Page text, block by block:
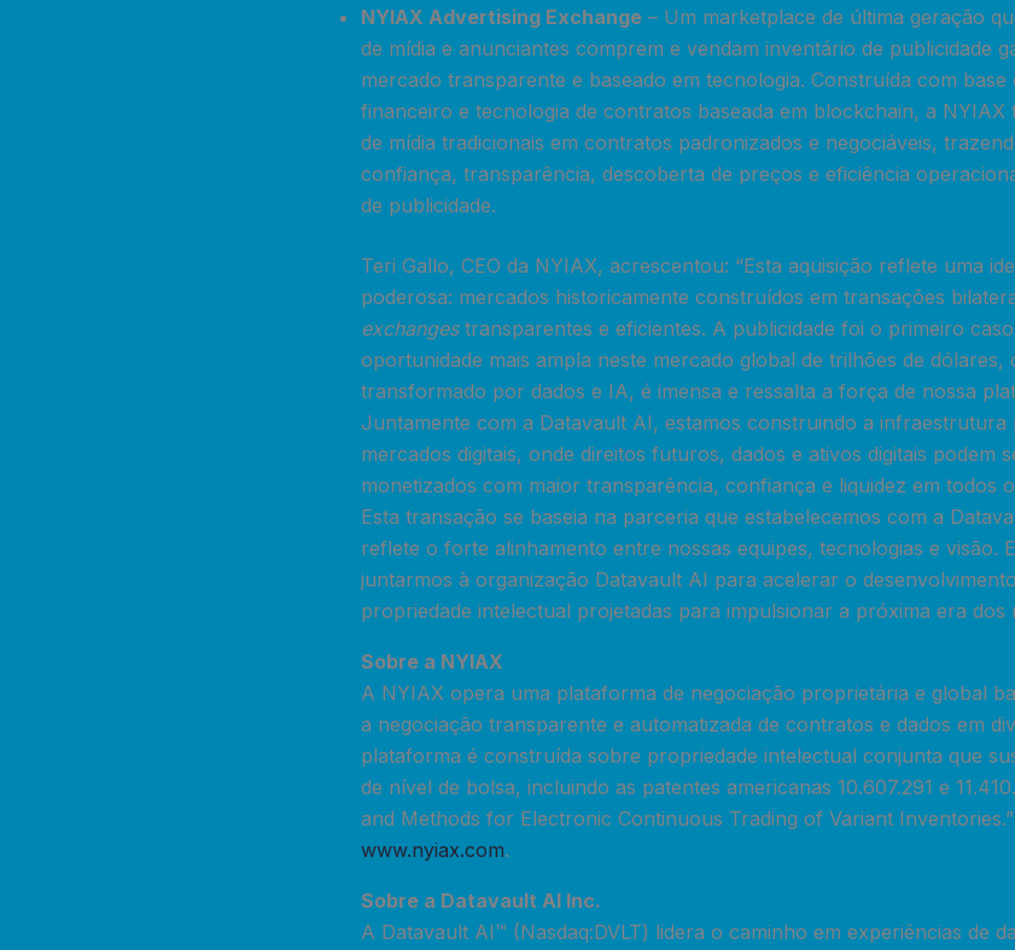
NYIAX Advertising Exchange– Um marketplace de última geração
de mídia e anunciantes comprem e vendam inventário de publicidade
mercado transparente e baseado em tecnologia. Construída com
financeiro e tecnologia de contratos baseada em blockchain, a
de mídia tradicionais em contratos padronizados e negociáveis,
confiança, transparência, descoberta de preços e eficiência
de publicidade.
Teri Gallo, CEO da NYIAX, acrescentou: “Esta aquisição reflete uma
poderosa: mercados historicamente construídos em transações
exchangestransparentes e eficientes. A publicidade foi o primeiro
oportunidade mais ampla neste mercado global de trilhões de dólares,
transformado por dados e IA, é imensa e ressalta a força de nossa
Juntamente com a Datavault AI, estamos construindo a infraestrutura
mercados digitais, onde direitos futuros, dados e ativos digitais podem
monetizados com maior transparência, confiança e liquidez em todos
Esta transação se baseia na parceria que estabelecemos com a
reflete o forte alinhamento entre nossas equipes, tecnologias e visão.
juntarmos à organização Datavault AI para acelerar o
propriedade intelectual projetadas para impulsionar a próxima era dos
Sobre a NYIAX
A NYIAX opera uma plataforma de negociação proprietária e global
a negociação transparente e automatizada de contratos e dados em
plataforma é construída sobre propriedade intelectual conjunta que
de nível de bolsa, incluindo as patentes americanas 10.607.291 e
and Methods for Electronic Continuous Trading of Variant
www.nyiax.com.
Sobre a Datavault AI Inc.
A Datavault AI™ (Nasdaq:DVLT) lidera o caminho em experiências de